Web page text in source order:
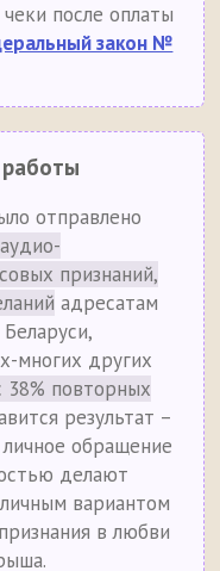
после оплаты
закон №
отправлено
признаний,
адресатам
многих других
38% повторных
результат –
личное обращение
делают
вариантом
в любви